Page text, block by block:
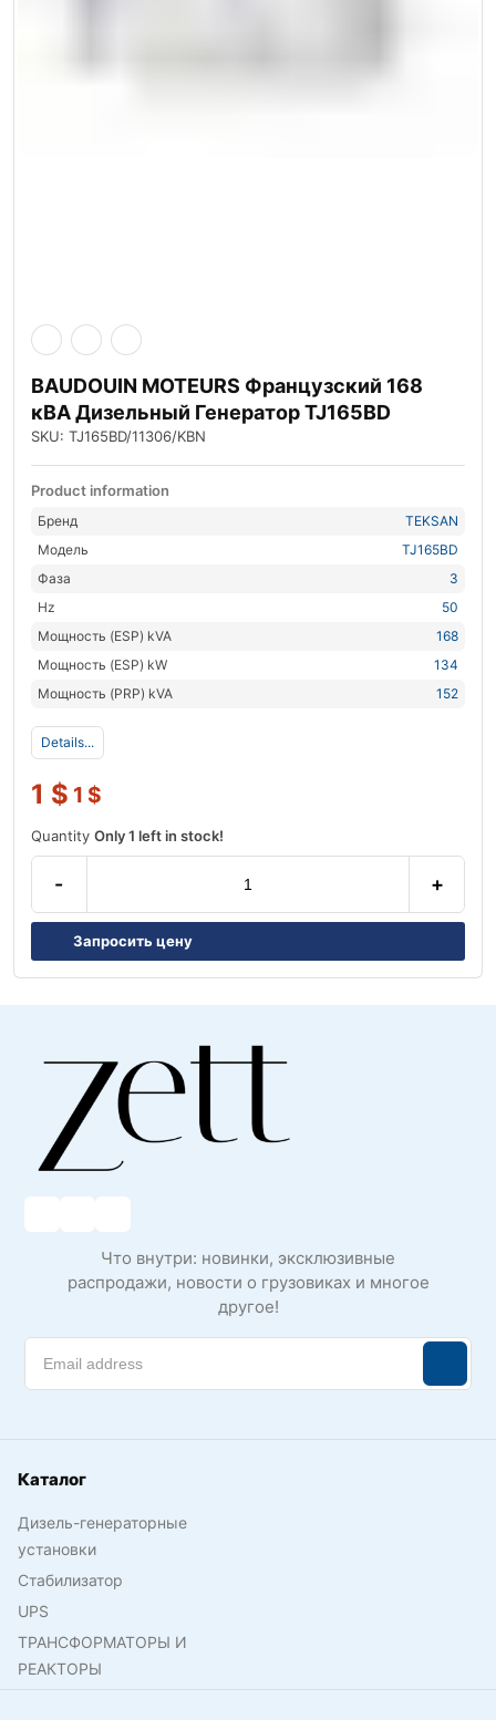
BAUDOUIN MOTEURS Французский 168
кВА Дизельный Генератор TJ165BD
SKU: TJ165BD/11306/KBN
Product information
Бренд
TEKSAN
Модель
TJ165BD
Фаза
3
Hz
50
Мощность (ESP) kVA
168
Мощность (ESP) kW
134
Мощность (PRP) kVA
152
Details...
1 $ 1 $
Quantity Only 1 left in stock!
- +
Запросить цену
Что внутри: новинки, эксклюзивные
распродажи, новости о грузовиках и многое
другое!
Каталог
Дизель-генераторные
установки
Стабилизатор
UPS
ТРАНСФОРМАТОРЫ И
РЕАКТОРЫ